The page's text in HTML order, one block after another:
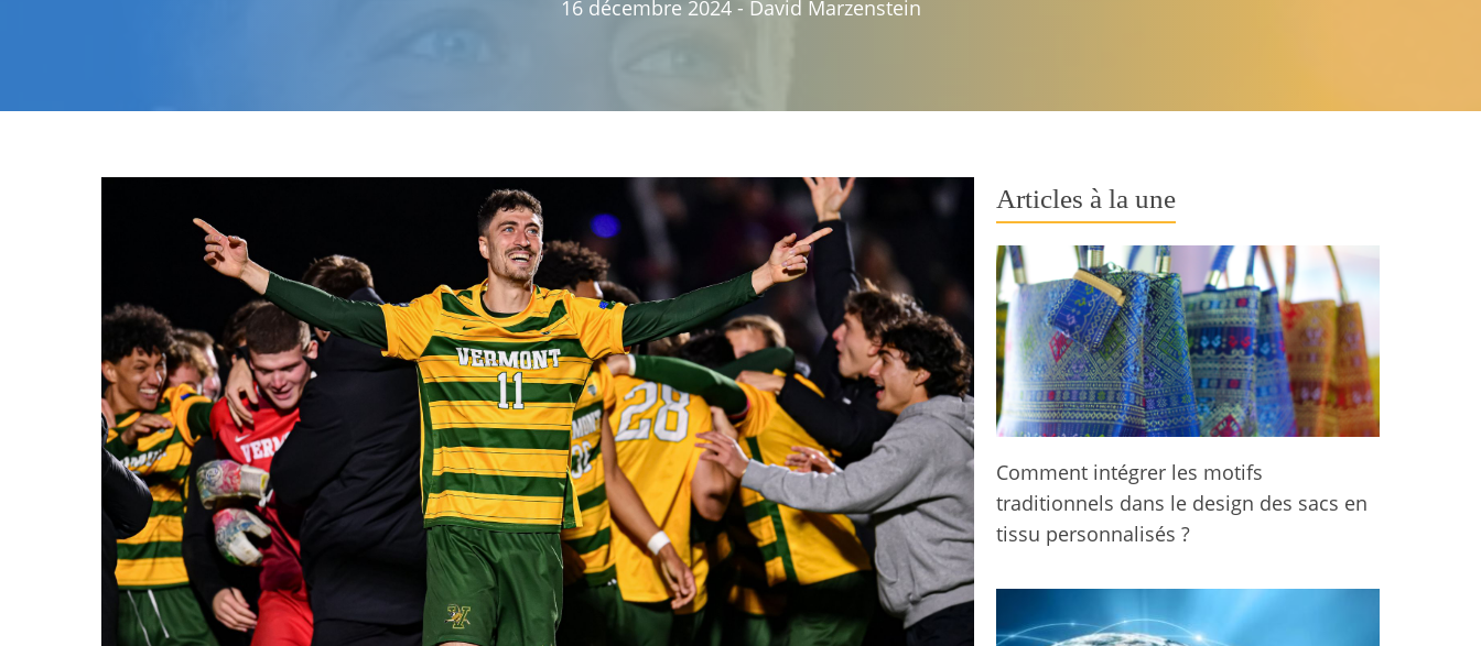
16 décembre 2024 - David Marzenstein
Articles à la une
Comment intégrer les motifs
traditionnels dans le design des sacs en
tissu personnalisés ?